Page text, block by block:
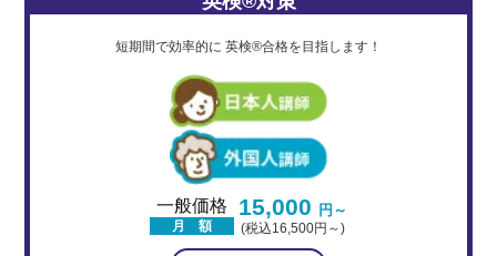
短期間で効率的に 英検®合格を目指します！
一般価格
月 額
15,000 円～
(税込16,500円～)